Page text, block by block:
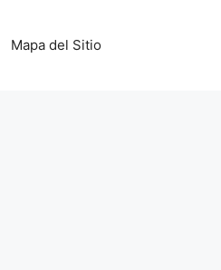
Mapa del Sitio